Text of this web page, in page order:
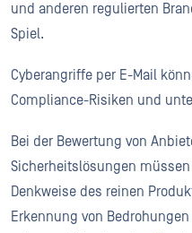
und anderen regulierten
Spiel.
Cyberangriffe per E-Mail
Compliance-Risiken und
Bei der Bewertung von
Sicherheitslösungen
Denkweise des reinen
Erkennung von